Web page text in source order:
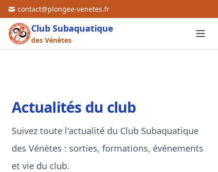
contact@plongee-venetes.fr
Club Subaquatique
des Vénètes
Actualités du club
Suivez toute l'actualité du Club Subaquatique
des Vénètes : sorties, formations, événements
et vie du club.